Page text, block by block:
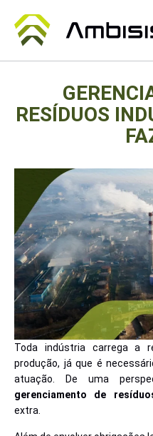
RESÍDUOS
Toda indústria carrega a
produção, já que é
atuação. De uma
gerenciamento de
extra.